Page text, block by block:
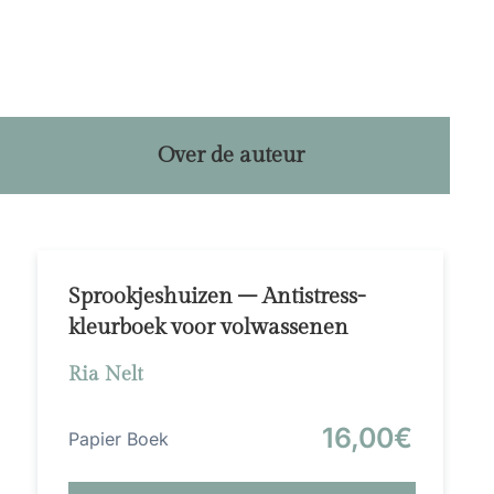
Over de auteur
Sprookjeshuizen – Antistress-
kleurboek voor volwassenen
Ria Nelt
Papier Boek 16,00€